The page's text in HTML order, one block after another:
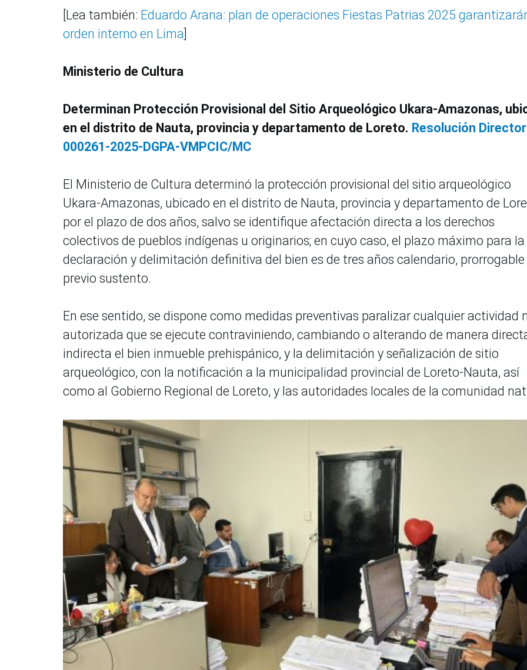
[Lea también: Eduardo Arana: plan de operaciones Fiestas Patrias 2025
orden interno en Lima]
Ministerio de Cultura
Determinan Protección Provisional del Sitio Arqueológico Ukara-Amazonas,
en el distrito de Nauta, provincia y departamento de Loreto. Resolución
000261-2025-DGPA-VMPCIC/MC
El Ministerio de Cultura determinó la protección provisional del sitio arqueológico
Ukara-Amazonas, ubicado en el distrito de Nauta, provincia y departamento de
por el plazo de dos años, salvo se identifique afectación directa a los derechos
colectivos de pueblos indígenas u originarios; en cuyo caso, el plazo máximo para la
declaración y delimitación definitiva del bien es de tres años calendario, prorrogable
previo sustento.
En ese sentido, se dispone como medidas preventivas paralizar cualquier actividad
autorizada que se ejecute contraviniendo, cambiando o alterando de manera
indirecta el bien inmueble prehispánico, y la delimitación y señalización de sitio
arqueológico, con la notificación a la municipalidad provincial de Loreto-Nauta, así
como al Gobierno Regional de Loreto, y las autoridades locales de la comunidad